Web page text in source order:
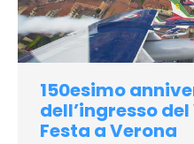
150esimo
dell’ingresso
Festa a Verona